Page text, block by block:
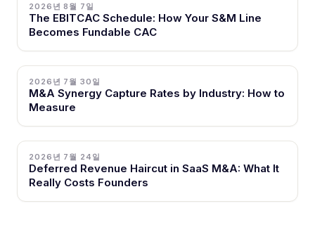
2026년 8월 7일
The EBITCAC Schedule: How Your S&M Line
Becomes Fundable CAC
2026년 7월 30일
M&A Synergy Capture Rates by Industry: How to
Measure
2026년 7월 24일
Deferred Revenue Haircut in SaaS M&A: What It
Really Costs Founders